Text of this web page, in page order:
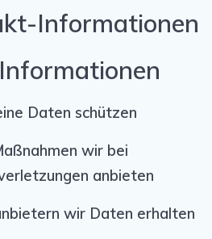
Informationen
Daten schützen
wir bei
anbieten
wir Daten erhalten